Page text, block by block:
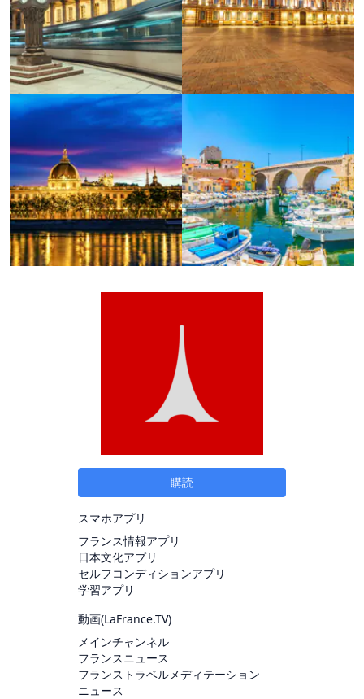
購読
スマホアプリ
フランス情報アプリ
日本文化アプリ
セルフコンディションアプリ
学習アプリ
動画(LaFrance.TV)
メインチャンネル
フランスニュース
フランストラベルメディテーション
ニュース